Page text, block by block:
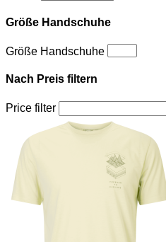
Größe Handschuhe
Größe Handschuhe
Nach Preis filtern
Price filter